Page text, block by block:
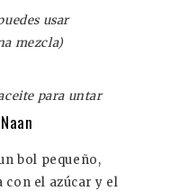
usar
mezcla)
para untar
bol pequeño,
con el azúcar y el